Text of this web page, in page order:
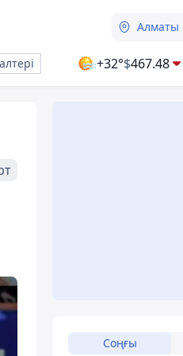
Алматы
+32°$467.48
Соңғы